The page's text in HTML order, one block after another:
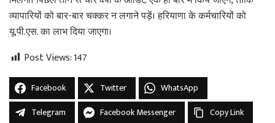
व्यापारियों को बार-बार चक्कर न लगाने पड़ें। हरियाणा के कर्मचारियों को
यू.पी.एस. का लाभ दिया जाएगा।
Post Views:147
Facebook Twitter
WhatsApp
Telegram
Facebook Messenger Copy Link